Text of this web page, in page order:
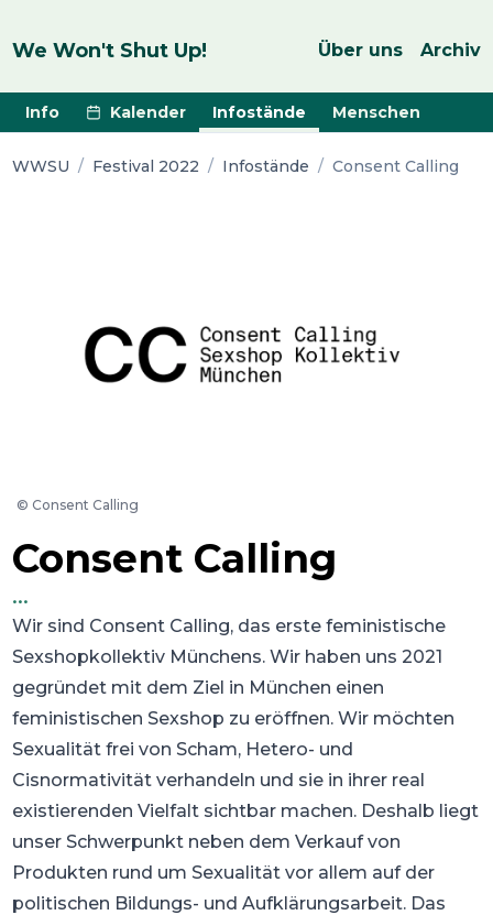
We Won't Shut Up! Über uns Archiv
Info Kalender Infostände Menschen
WWSU / Festival 2022 / Infostände / Consent Calling
© Consent Calling
Consent Calling
...
Wir sind Consent Calling, das erste feministische
Sexshopkollektiv Münchens. Wir haben uns 2021
gegründet mit dem Ziel in München einen
feministischen Sexshop zu eröffnen. Wir möchten
Sexualität frei von Scham, Hetero- und
Cisnormativität verhandeln und sie in ihrer real
existierenden Vielfalt sichtbar machen. Deshalb liegt
unser Schwerpunkt neben dem Verkauf von
Produkten rund um Sexualität vor allem auf der
politischen Bildungs- und Aufklärungsarbeit. Das